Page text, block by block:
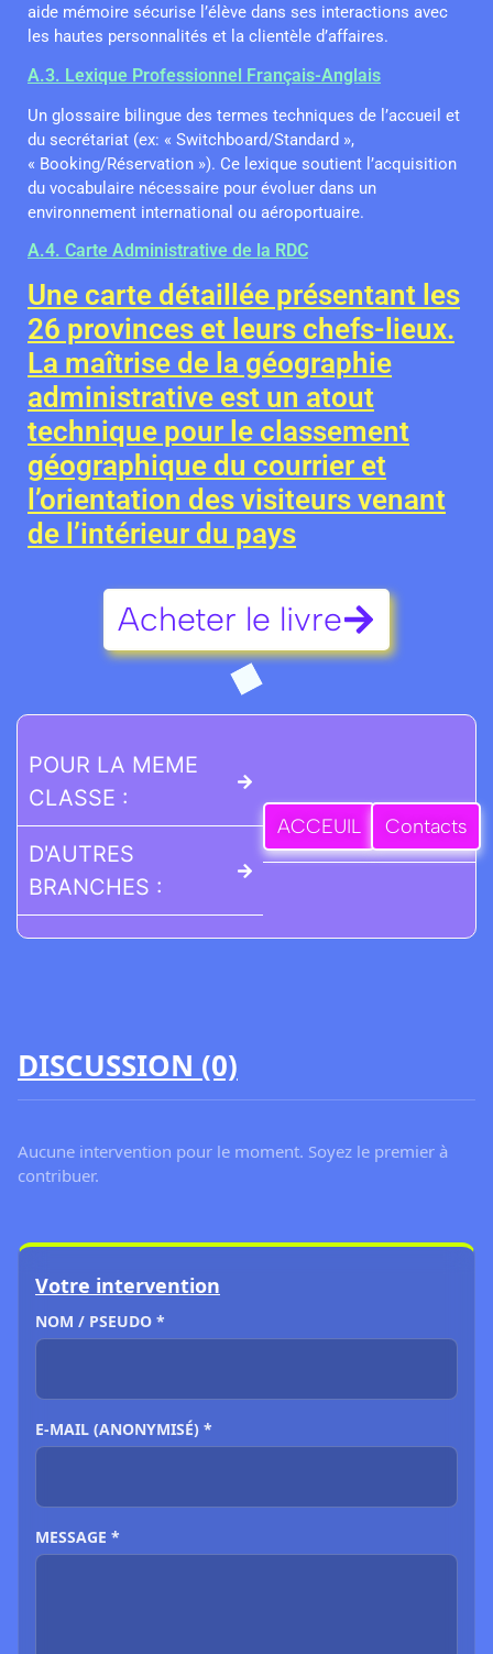
aide mémoire sécurise l’élève dans ses interactions avec
les hautes personnalités et la clientèle d’affaires.
A.3. Lexique Professionnel Français-Anglais
Un glossaire bilingue des termes techniques de l’accueil et
du secrétariat (ex: « Switchboard/Standard »,
« Booking/Réservation »). Ce lexique soutient l’acquisition
du vocabulaire nécessaire pour évoluer dans un
environnement international ou aéroportuaire.
A.4. Carte Administrative de la RDC
Une carte détaillée présentant les
26 provinces et leurs chefs-lieux.
La maîtrise de la géographie
administrative est un atout
technique pour le classement
géographique du courrier et
l’orientation des visiteurs venant
de l’intérieur du pays
Acheter le livre
POUR LA MEME
CLASSE :
D'AUTRES
BRANCHES :
ACCEUIL Contacts
DISCUSSION (0)
Aucune intervention pour le moment. Soyez le premier à
contribuer.
Votre intervention
NOM / PSEUDO *
E-MAIL (ANONYMISÉ) *
MESSAGE *